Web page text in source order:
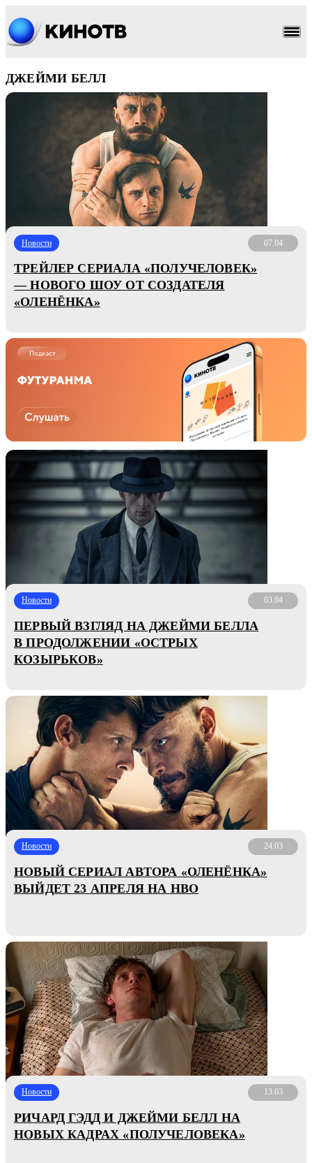
ДЖЕЙМИ БЕЛЛ
Новости 07.04
ТРЕЙЛЕР СЕРИАЛА «ПОЛУЧЕЛОВЕК»
— НОВОГО ШОУ ОТ СОЗДАТЕЛЯ
«ОЛЕНЁНКА»
Новости 03.04
ПЕРВЫЙ ВЗГЛЯД НА ДЖЕЙМИ БЕЛЛА
В ПРОДОЛЖЕНИИ «ОСТРЫХ
КОЗЫРЬКОВ»
Новости 24.03
НОВЫЙ СЕРИАЛ АВТОРА «ОЛЕНЁНКА»
ВЫЙДЕТ 23 АПРЕЛЯ НА HBO
Новости 13.03
РИЧАРД ГЭДД И ДЖЕЙМИ БЕЛЛ НА
НОВЫХ КАДРАХ «ПОЛУЧЕЛОВЕКА»